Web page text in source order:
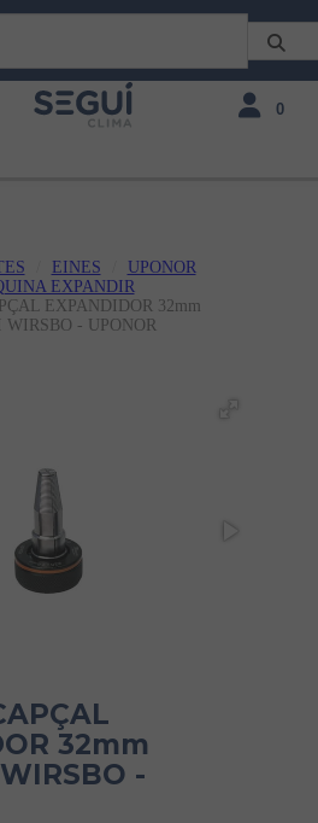
Toggle
0
EINES
UPONOR
EXPANDIR
EXPANDIDOR 32mm
WIRSBO - UPONOR
32mm
-